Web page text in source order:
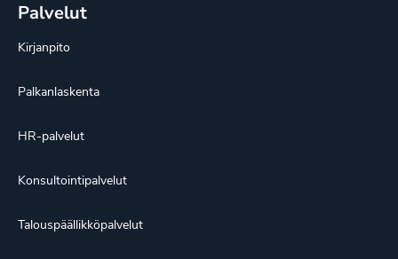
Palvelut
Kirjanpito
Palkanlaskenta
HR-palvelut
Konsultointipalvelut
Talouspäällikköpalvelut